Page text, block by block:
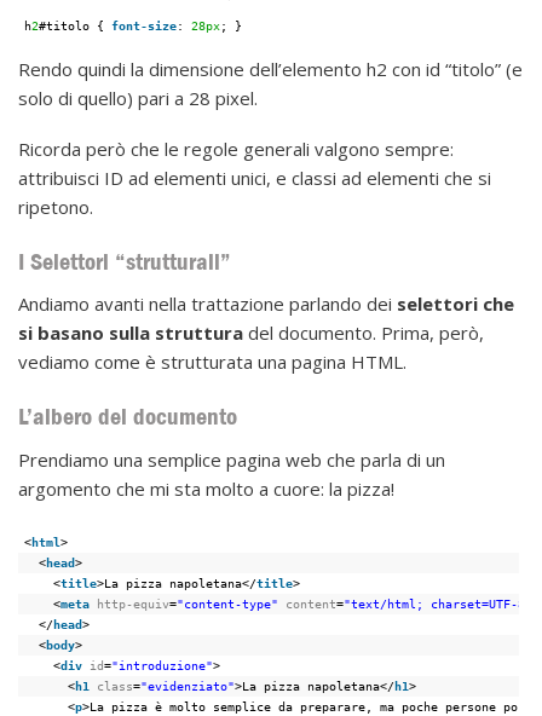
h2#titolo { font-size: 28px; }
Rendo quindi la dimensione dell’elemento h2 con id “titolo” (e
solo di quello) pari a 28 pixel.
Ricorda però che le regole generali valgono sempre:
attribuisci ID ad elementi unici, e classi ad elementi che si
ripetono.
I Selettori “strutturali”
Andiamo avanti nella trattazione parlando dei selettori che
si basano sulla struttura del documento. Prima, però,
vediamo come è strutturata una pagina HTML.
L’albero del documento
Prendiamo una semplice pagina web che parla di un
argomento che mi sta molto a cuore: la pizza!
<html>
<head>
<title>La pizza napoletana</title>
<meta http-equiv="content-type" content="text/html; charset=UTF-8"
</head>
<body>
<div id="introduzione">
<h1 class="evidenziato">La pizza napoletana</h1>
<p>La pizza è molto semplice da preparare, ma poche persone